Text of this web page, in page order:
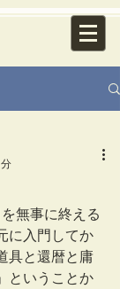
無事に終える
に入門してか
具と還暦と庸
ということか